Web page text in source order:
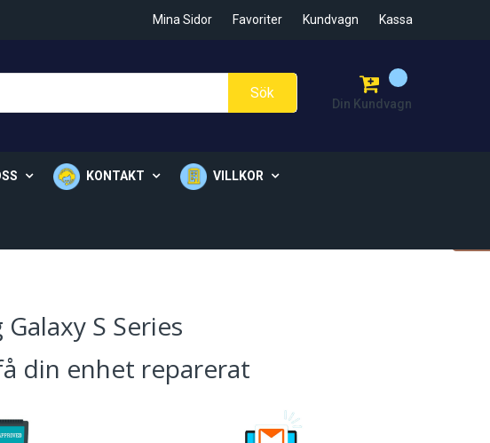
Mina Sidor Favoriter Kundvagn Kassa
Din Kundvagn
Sök
KONTAKT VILLKOR
S Series
din enhet reparerat